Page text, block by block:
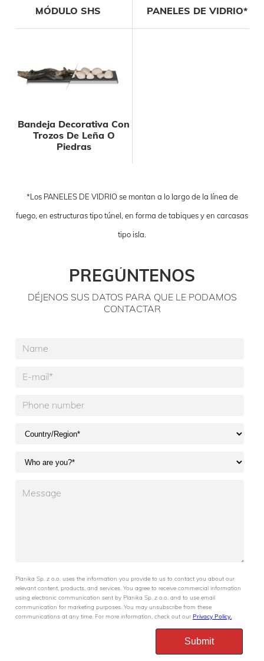
MÓDULO SHS PANELES DE VIDRIO*
Bandeja Decorativa Con
Trozos De Leña O
Piedras
*Los PANELES DE VIDRIO se montan a lo largo de la línea de
fuego, en estructuras tipo túnel, en forma de tabiques y en carcasas
tipo isla.
PREGÚNTENOS
DÉJENOS SUS DATOS PARA QUE LE PODAMOS
CONTACTAR
Planika Sp. z o.o. uses the information you provide to us to contact you about our
relevant content, products, and services. You agree to receive commercial information
using electronic communication sent by Planika Sp. z o.o. and to use email
communication for marketing purposes. You may unsubscribe from these
communications at any time. For more information, check out our Privacy Policy.